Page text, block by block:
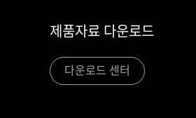
제품자료 다운로드
다운로드 센터